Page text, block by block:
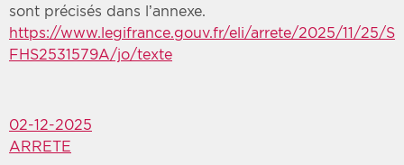
sont précisés dans l’annexe.
https://www.legifrance.gouv.fr/eli/arrete/2025/11/25/S
FHS2531579A/jo/texte
02-12-2025
ARRETE